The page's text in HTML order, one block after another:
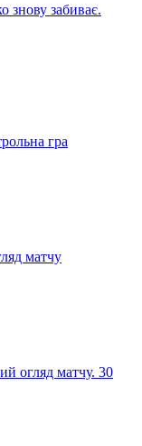
забиває.
гра
матчу
матчу. 30